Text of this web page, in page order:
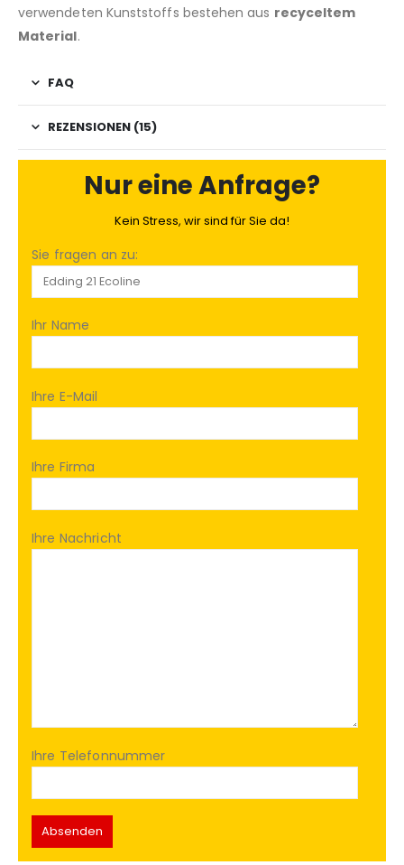
verwendeten Kunststoffs bestehen aus recyceltem
Material.
FAQ
REZENSIONEN (15)
Nur eine Anfrage?
Kein Stress, wir sind für Sie da!
Sie fragen an zu:
Ihr Name
Ihre E-Mail
Ihre Firma
Ihre Nachricht
Ihre Telefonnummer